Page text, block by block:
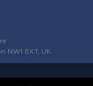
NW1 6XT, UK